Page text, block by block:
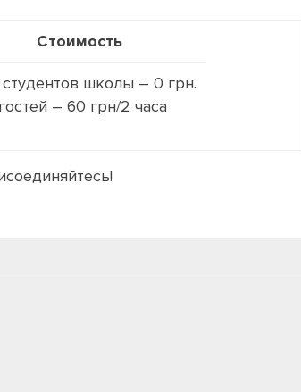
Стоимость
школы – 0 грн.
– 60 грн/2 часа